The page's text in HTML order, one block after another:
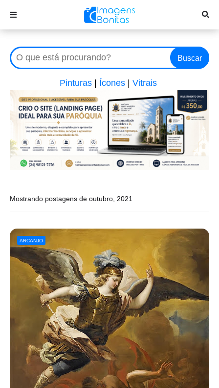
Buscar
Pinturas Ícones Vitrais
Mostrando postagens de outubro, 2021
ARCANJO